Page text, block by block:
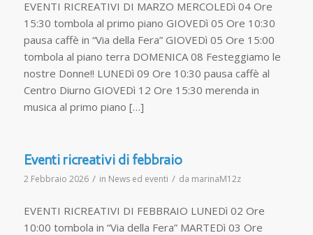
EVENTI RICREATIVI DI MARZO MERCOLEDì 04 Ore
15:30 tombola al primo piano GIOVEDì 05 Ore 10:30
pausa caffè in “Via della Fera” GIOVEDì 05 Ore 15:00
tombola al piano terra DOMENICA 08 Festeggiamo le
nostre Donne!! LUNEDì 09 Ore 10:30 pausa caffè al
Centro Diurno GIOVEDì 12 Ore 15:30 merenda in
musica al primo piano […]
Eventi ricreativi di febbraio
2 Febbraio 2026 / in News ed eventi / da marinaM12z
EVENTI RICREATIVI DI FEBBRAIO LUNEDì 02 Ore
10:00 tombola in “Via della Fera” MARTEDì 03 Ore